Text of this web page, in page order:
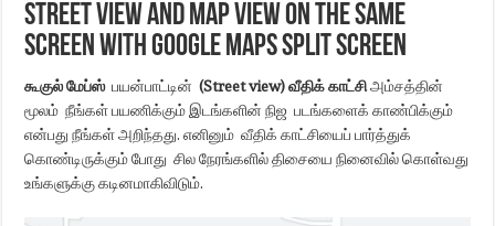
Street View and Map View on the same
screen with Google Maps Split Screen
கூகுல் மேப்ஸ் பயன்பாட்டின்(Street view) வீதிக் காட்சிஅம்சத்தின்
மூலம் நீங்கள் பயணிக்கும் இடங்களின் நிஜ படங்களைக் காண்பிக்கும்
என்பது நீங்கள் அறிந்தது. எனினும் வீதிக் காட்சியைப் பார்த்துக்
கொண்டிருக்கும் போது சில நேரங்களில் திசையை நினைவில் கொள்வது
உங்களுக்கு கடினமாகிவிடும்.